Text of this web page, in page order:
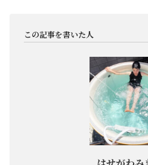
この記事を書いた人